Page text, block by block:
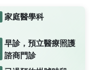
家庭醫學科
早診，預立醫療照護
諮商門診